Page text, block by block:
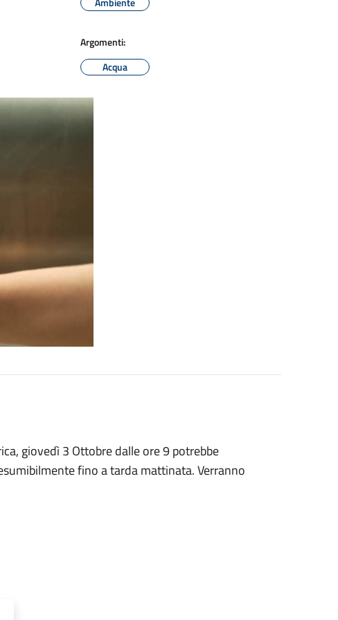
Argomenti:
Acqua
giovedì 3 Ottobre dalle ore 9 potrebbe
fino a tarda mattinata. Verranno